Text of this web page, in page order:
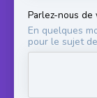
Parlez-nous de
En quelques
pour le sujet